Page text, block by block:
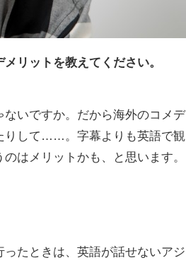
リットを教えてください。
いですか。だから海外のコメデ
りして……。字幕よりも英語で観
はメリットかも、と思います。
たときは、英語が話せないアジ